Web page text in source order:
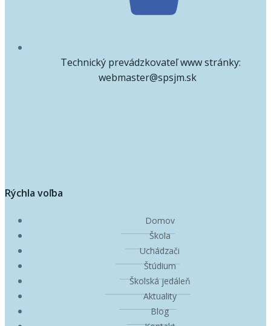
Technický prevádzkovateľ www stránky:
webmaster@spsjm.sk
Rýchla voľba
Domov
Škola
Uchádzači
Štúdium
Školská jedáleň
Aktuality
Blog